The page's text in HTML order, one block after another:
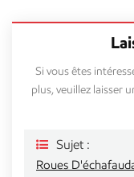
Si vous êtes
plus, veuillez laisser
Sujet :